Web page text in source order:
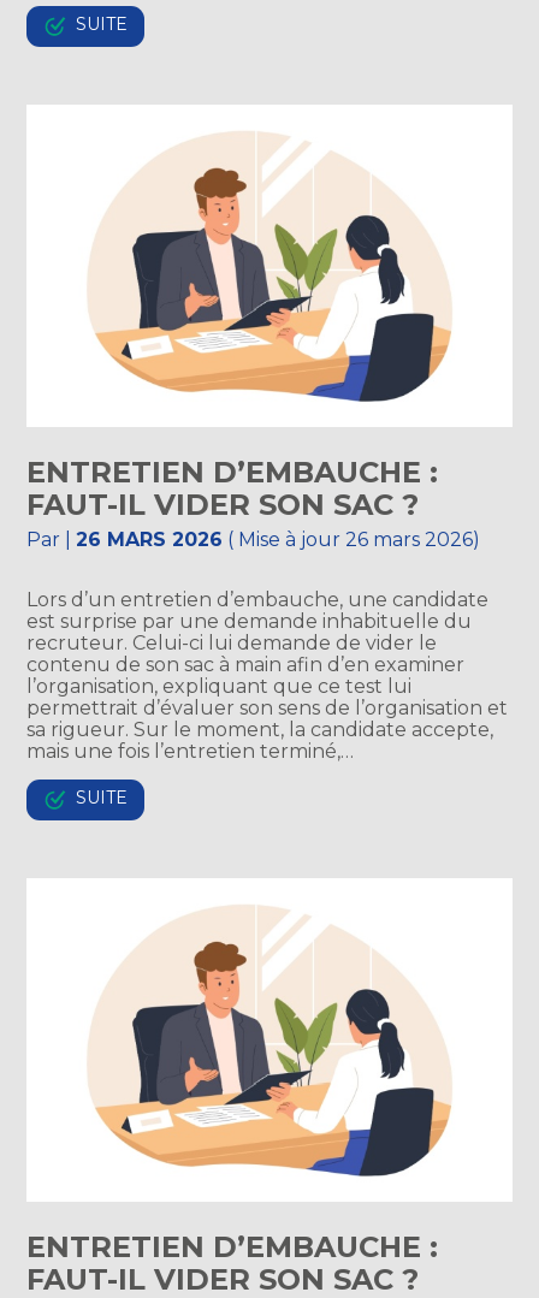
SUITE
ENTRETIEN D’EMBAUCHE :
FAUT-IL VIDER SON SAC ?
Par |26 MARS 2026 ( Mise à jour 26 mars 2026)
Lors d’un entretien d’embauche, une candidate
est surprise par une demande inhabituelle du
recruteur. Celui-ci lui demande de vider le
contenu de son sac à main afin d’en examiner
l’organisation, expliquant que ce test lui
permettrait d’évaluer son sens de l’organisation et
sa rigueur. Sur le moment, la candidate accepte,
mais une fois l’entretien terminé,…
SUITE
ENTRETIEN D’EMBAUCHE :
FAUT-IL VIDER SON SAC ?